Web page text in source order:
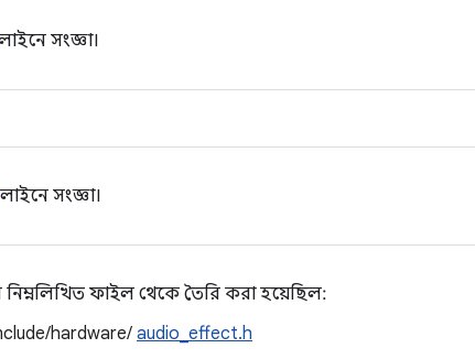
সংজ্ঞা।
লাইনে সংজ্ঞা।
ফাইল থেকে তৈরি করা হয়েছিল:
hardware/ audio_effect.h